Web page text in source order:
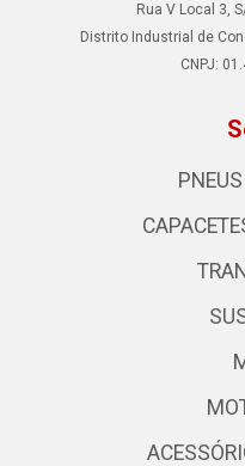
Rua V Local 3,
Distrito Industrial de
CNPJ: